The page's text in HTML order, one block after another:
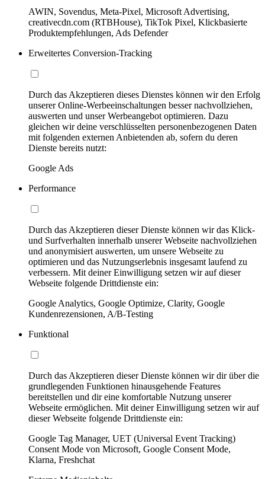
AWIN, Sovendus, Meta-Pixel, Microsoft Advertising,
creativecdn.com (RTBHouse), TikTok Pixel, Klickbasierte
Produktempfehlungen, Ads Defender
Erweitertes Conversion-Tracking
Durch das Akzeptieren dieses Dienstes können wir den Erfolg
unserer Online-Werbeeinschaltungen besser nachvollziehen,
auswerten und unser Werbeangebot optimieren. Dazu
gleichen wir deine verschlüsselten personenbezogenen Daten
mit folgenden externen Anbietenden ab, sofern du deren
Dienste bereits nutzt:
Google Ads
Performance
Durch das Akzeptieren dieser Dienste können wir das Klick-
und Surfverhalten innerhalb unserer Webseite nachvollziehen
und anonymisiert auswerten, um unsere Webseite zu
optimieren und das Nutzungserlebnis insgesamt laufend zu
verbessern. Mit deiner Einwilligung setzen wir auf dieser
Webseite folgende Drittdienste ein:
Google Analytics, Google Optimize, Clarity, Google
Kundenrezensionen, A/B-Testing
Funktional
Durch das Akzeptieren dieser Dienste können wir dir über die
grundlegenden Funktionen hinausgehende Features
bereitstellen und dir eine komfortable Nutzung unserer
Webseite ermöglichen. Mit deiner Einwilligung setzen wir auf
dieser Webseite folgende Drittdienste ein:
Google Tag Manager, UET (Universal Event Tracking)
Consent Mode von Microsoft, Google Consent Mode,
Klarna, Freshchat